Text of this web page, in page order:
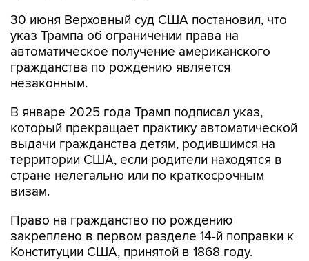
30 июня Верховный суд США постановил, что
указ Трампа об ограничении права на
автоматическое получение американского
гражданства по рождению является
незаконным.
В январе 2025 года Трамп подписал указ,
который прекращает практику автоматической
выдачи гражданства детям, родившимся на
территории США, если родители находятся в
стране нелегально или по краткосрочным
визам.
Право на гражданство по рождению
закреплено в первом разделе 14-й поправки к
Конституции США, принятой в 1868 году.